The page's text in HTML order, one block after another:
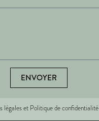
ENVOYER
légales et Politique de confidentialité